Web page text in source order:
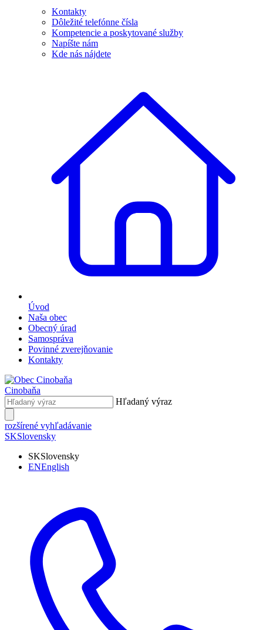
Kontakty
Dôležité telefónne čísla
Kompetencie a poskytované služby
Napíšte nám
Kde nás nájdete
Úvod
Naša obec
Obecný úrad
Samospráva
Povinné zverejňovanie
Kontakty
Cinobaňa
Hľadaný výraz
rozšírené vyhľadávanie
SKSlovensky
SKSlovensky
ENEnglish